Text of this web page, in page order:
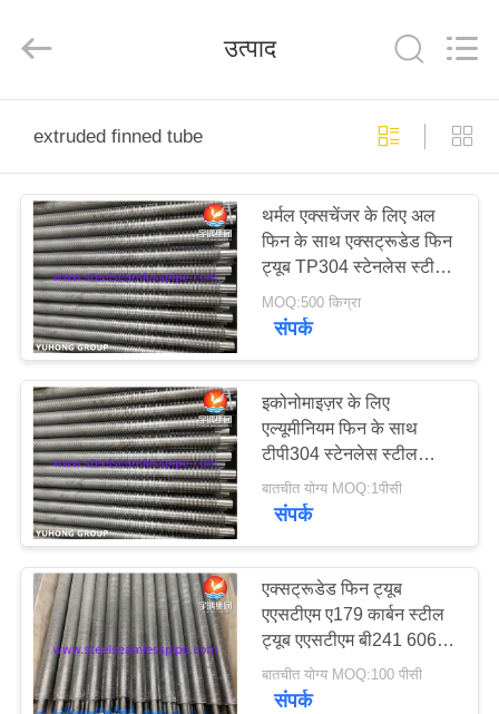
उत्पादों
हमारे
बारे
कारखाना
भ्रमण
गुणवत्ता
नियंत्रण
संपर्क
करें
Group
Co.,Ltd.
उत्पाद
extruded finned tube
थर्मल एक्सचेंजर के लिए अल
फिन के साथ एक्सट्रूडेड फिन
ट्यूब TP304 स्टेनलेस स्टील
ट्यूब
MOQ:500 किग्रा
संपर्क
इकोनोमाइज़र के लिए
एल्यूमीनियम फिन के साथ
टीपी304 स्टेनलेस स्टील
एक्सट्रूडेड फिन ट्यूब
बातचीत योग्य MOQ:1पीसी
संपर्क
एक्सट्रूडेड फिन ट्यूब
एएसटीएम ए179 कार्बन स्टील
ट्यूब एएसटीएम बी241 6063
फिन इकोनोमाइज़र के लिए
एनील्ड
बातचीत योग्य MOQ:100 पीसी
संपर्क